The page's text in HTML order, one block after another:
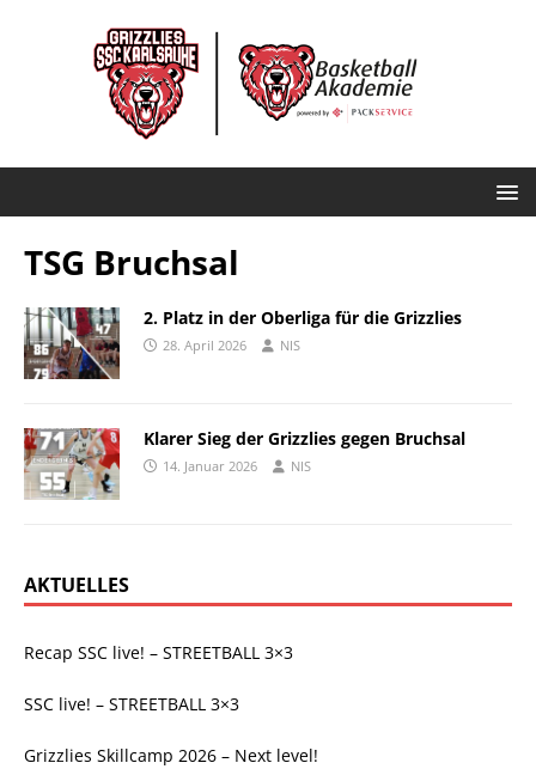
TSG Bruchsal
2. Platz in der Oberliga für die Grizzlies
28. April 2026 NIS
Klarer Sieg der Grizzlies gegen Bruchsal
14. Januar 2026 NIS
AKTUELLES
Recap SSC live! – STREETBALL 3×3
SSC live! – STREETBALL 3×3
Grizzlies Skillcamp 2026 – Next level!